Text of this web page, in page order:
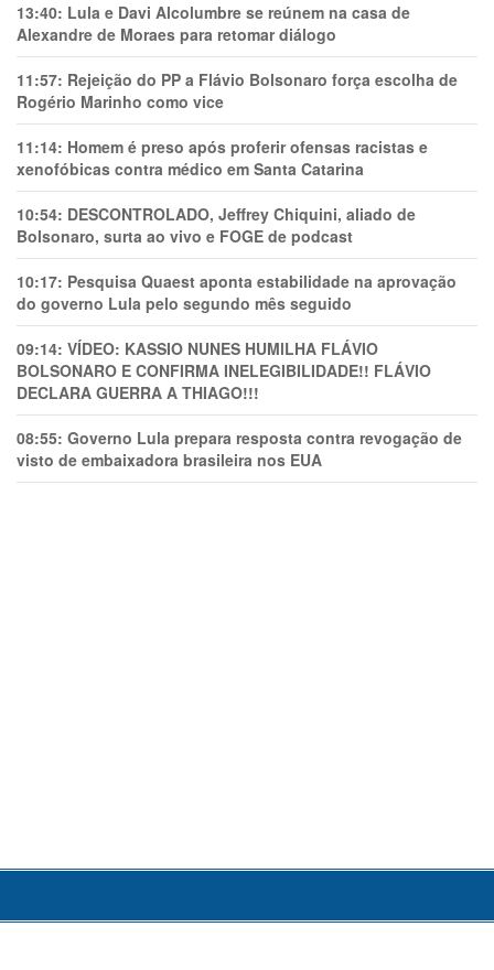
13:40: Lula e Davi Alcolumbre se reúnem na casa de
Alexandre de Moraes para retomar diálogo
11:57: Rejeição do PP a Flávio Bolsonaro força escolha de
Rogério Marinho como vice
11:14: Homem é preso após proferir ofensas racistas e
xenofóbicas contra médico em Santa Catarina
10:54: DESCONTROLADO, Jeffrey Chiquini, aliado de
Bolsonaro, surta ao vivo e FOGE de podcast
10:17: Pesquisa Quaest aponta estabilidade na aprovação
do governo Lula pelo segundo mês seguido
09:14: VÍDEO: KASSIO NUNES HUMlLHA FLÁVIO
BOLSONARO E CONFIRMA INELEGIBILIDADE!! FLÁVIO
DECLARA GUERRA A THIAGO!!!
08:55: Governo Lula prepara resposta contra revogação de
visto de embaixadora brasileira nos EUA